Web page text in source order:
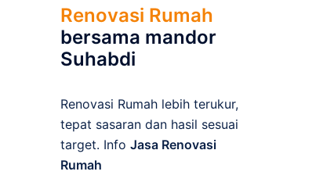
Renovasi Rumah
bersama mandor
Suhabdi
Renovasi Rumah lebih terukur,
tepat sasaran dan hasil sesuai
target. Info Jasa Renovasi
Rumah